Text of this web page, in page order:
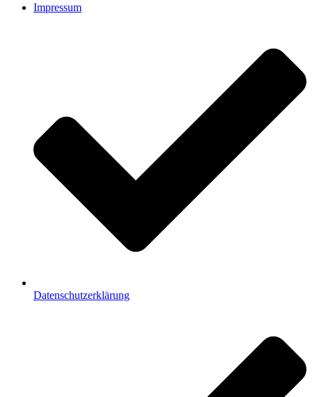
Impressum
Datenschutzerklärung